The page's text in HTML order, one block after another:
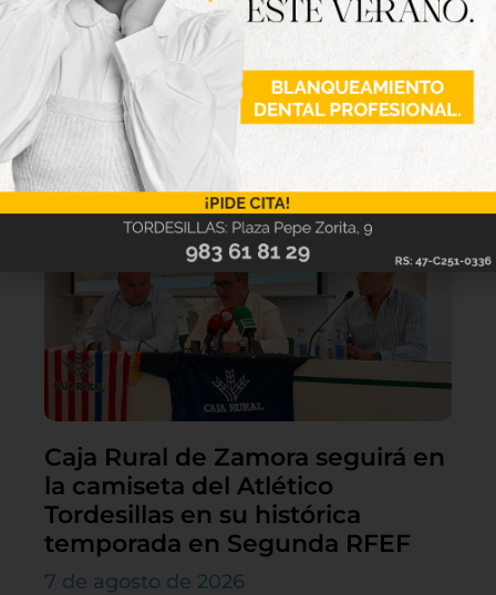
Lo último
Caja Rural de Zamora seguirá en
la camiseta del Atlético
Tordesillas en su histórica
temporada en Segunda RFEF
7 de agosto de 2026